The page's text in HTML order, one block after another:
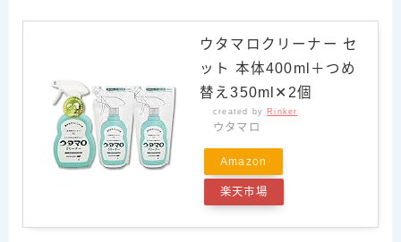
ウタマロクリーナー セ
ット 本体400ml＋つめ
替え350ml✕2個
created by Rinker
ウタマロ
Amazon
楽天市場